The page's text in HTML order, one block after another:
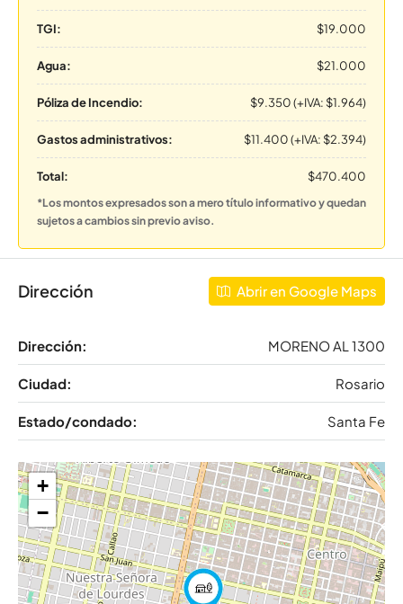
TGI: $19.000
Agua: $21.000
Póliza de Incendio: $9.350 (+IVA: $1.964)
Gastos administrativos: $11.400 (+IVA: $2.394)
Total: $470.400
*Los montos expresados son a mero título informativo y quedan
sujetos a cambios sin previo aviso.
Dirección Abrir en Google Maps
Dirección: MORENO AL 1300
Ciudad: Rosario
Estado/condado: Santa Fe
+
−